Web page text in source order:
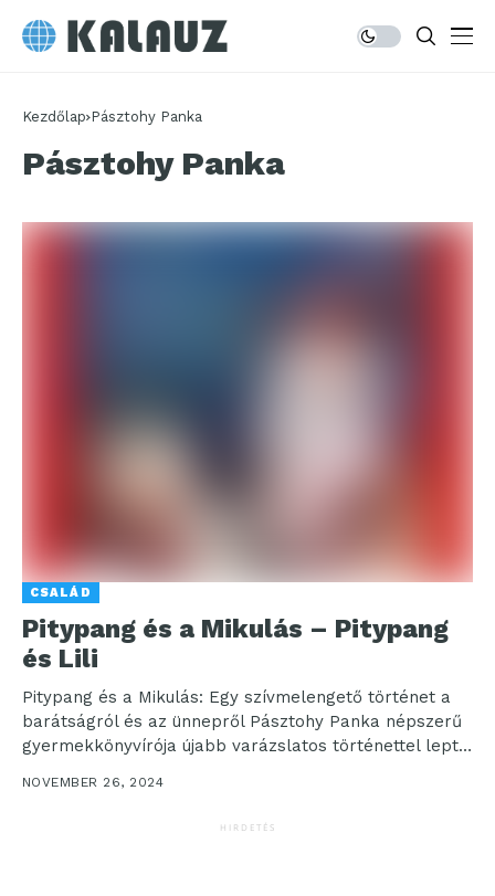
Kezdőlap Pásztohy Panka
Pásztohy Panka
CSALÁD
Pitypang és a Mikulás – Pitypang
és Lili
Pitypang és a Mikulás: Egy szívmelengető történet a
barátságról és az ünnepről Pásztohy Panka népszerű
gyermekkönyvírója újabb varázslatos történettel lepte
NOVEMBER 26, 2024
HIRDETÉS